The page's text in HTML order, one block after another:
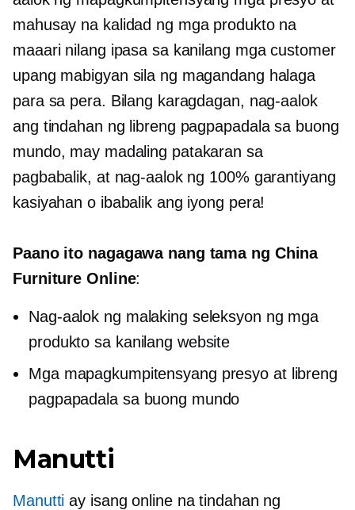
mahusay na kalidad ng mga produkto na
maaari nilang ipasa sa kanilang mga customer
upang mabigyan sila ng magandang halaga
para sa pera. Bilang karagdagan, nag-aalok
ang tindahan ng libreng pagpapadala sa buong
mundo, may madaling patakaran sa
pagbabalik, at nag-aalok ng 100% garantiyang
kasiyahan o ibabalik ang iyong pera!
Paano ito nagagawa nang tama ng China
Furniture Online:
Nag-aalok ng malaking seleksyon ng mga
produkto sa kanilang website
Mga mapagkumpitensyang presyo at libreng
pagpapadala sa buong mundo
Manutti
Manutti ay isang online na tindahan ng